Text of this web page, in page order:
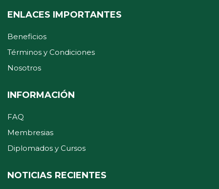
ENLACES IMPORTANTES
Beneficios
Términos y Condiciones
Nosotros
INFORMACIÓN
FAQ
Membresias
Diplomados y Cursos
NOTICIAS RECIENTES